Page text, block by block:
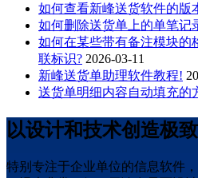
如何查看新峰送货软件的版
如何删除送货单上的单笔记
如何在某些带有备注模块的
联标识? 2026-03-11
新峰送货单助理软件教程!
送货单明细内容自动填充的
以设计和技术创造极
特别专注于企业单位的信息软件